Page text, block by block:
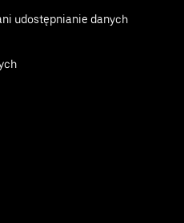
udostępnianie danych